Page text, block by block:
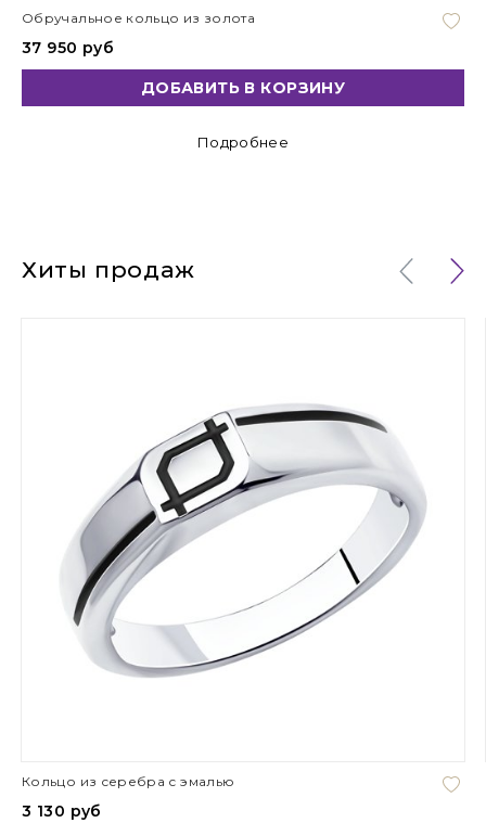
Обручальное кольцо из золота
37 950 руб
ДОБАВИТЬ В КОРЗИНУ
Подробнее
Хиты продаж
Кольцо из серебра с эмалью
3 130 руб